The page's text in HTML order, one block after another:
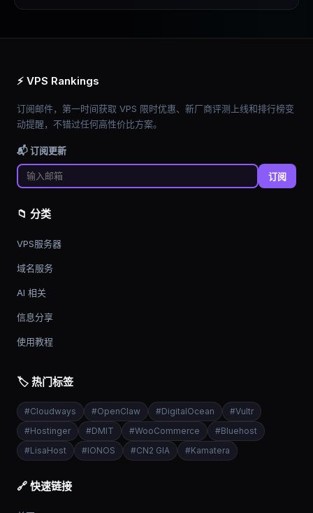
⚡ VPS Rankings
订阅邮件，第一时间获取 VPS 限时优惠、新厂商评测上线和排行榜变
动提醒，不错过任何高性价比方案。
📬 订阅更新
订阅
📁 分类
VPS服务器
域名服务
AI 相关
信息分享
使用教程
🏷️ 热门标签
#Cloudways #OpenClaw #DigitalOcean #Vultr
#Hostinger #DMIT #WooCommerce #Bluehost
#LisaHost #IONOS #CN2 GIA #Kamatera
🔗 快速链接